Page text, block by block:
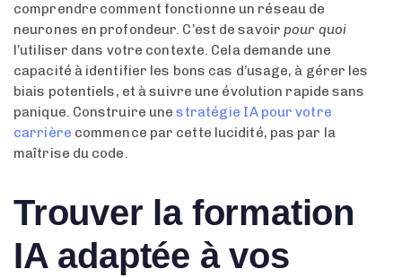
comprendre comment fonctionne un réseau de
neurones en profondeur. C’est de savoirpour quoi
l’utiliser dans votre contexte. Cela demande une
capacité à identifier les bons cas d’usage, à gérer les
biais potentiels, et à suivre une évolution rapide sans
panique. Construire unestratégie IA pour votre
carrière commence par cette lucidité, pas par la
maîtrise du code.
Trouver la formation
IA adaptée à vos